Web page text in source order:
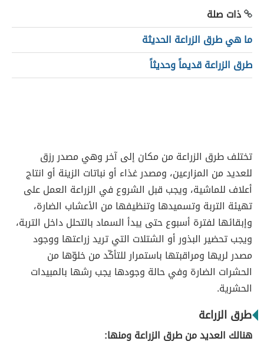
ذات صلة
ما هي طرق الزراعة الحديثة
طرق الزراعة قديماً وحديثاً
تختلف طرق الزراعة من مكان إلى آخر وهي مصدر رزق
للعديد من المزارعين، ومصدر غذاء أو نباتات الزينة أو انتاج
أعلاف للماشية، ويجب قبل الشروع في الزراعة العمل على
تهيئة التربة وتسميدها وتنظيفها من الأعشاب الضارة،
وإبقائها لفترة أسبوع حتى يبدأ السماد بالتحلل داخل التربة،
ويجب تحضير البذور أو الشتلات التي تريد زراعتها ووجود
مصدر لريها ومراقبتها باستمرار للتأكّد من خلوّها من
الحشرات الضارة وفي حالة وجودها يجب رشها بالمبيدات
الحشرية.
طرق الزراعة
هنالك العديد من طرق الزراعة ومنها: